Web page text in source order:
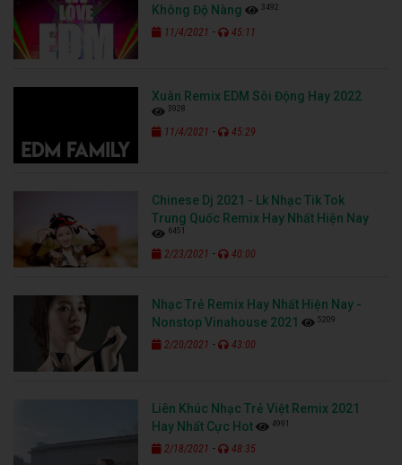
Không Độ Nàng
3492
11/4/2021 - 45:11
Xuân Remix EDM Sôi Động Hay 2022
3928
11/4/2021 - 45:29
Chinese Dj 2021 - Lk Nhạc Tik Tok
Trung Quốc Remix Hay Nhất Hiện Nay
6451
2/23/2021 - 40:00
Nhạc Trẻ Remix Hay Nhất Hiện Nay -
Nonstop Vinahouse 2021
5209
2/20/2021 - 43:00
Liên Khúc Nhạc Trẻ Việt Remix 2021
Hay Nhất Cực Hot
4991
2/18/2021 - 48:35